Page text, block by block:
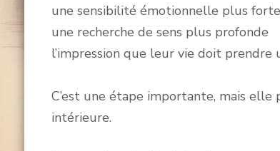
une sensibilité émotionnelle plus forte
une recherche de sens plus profonde
l’impression que leur vie doit prendre
C’est une étape importante, mais
intérieure.